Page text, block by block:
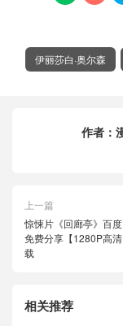
伊丽莎白·奥尔森
作者：
上一篇
惊悚片《回廊亭》百
免费分享【1280P高
载
相关推荐